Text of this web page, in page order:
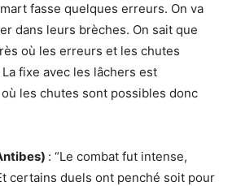
fasse quelques erreurs. On va
dans leurs brèches. On sait que
où les erreurs et les chutes
fixe avec les lâchers est
les chutes sont possibles donc
: “Le combat fut intense,
certains duels ont penché soit pour